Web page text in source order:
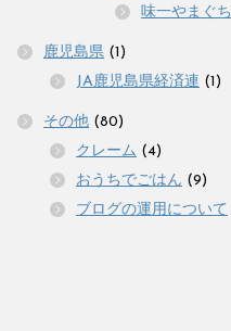
味一やまぐち
鹿児島県 (1)
JA鹿児島県経済連 (1)
その他 (80)
クレーム (4)
おうちでごはん (9)
ブログの運用について